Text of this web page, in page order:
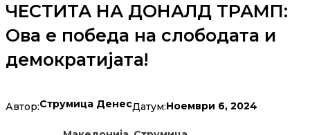
ЧЕСТИТА НА ДОНАЛД ТРАМП:
Oва е победа на слободата и
демократијата!
Автор:Струмица ДенесДатум:Ноември 6, 2024